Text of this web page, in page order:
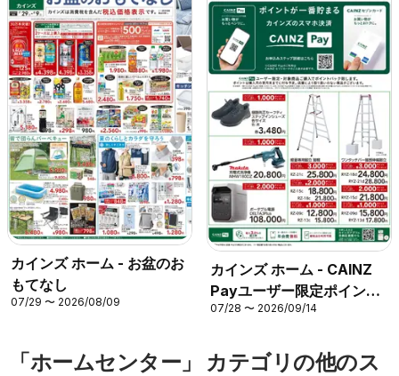
カインズ ホーム - お盆のお
もてなし
07/29 〜 2026/08/09
カインズ ホーム - CAINZ
Payユーザー限定ポイント
バック！ DIY
07/28 〜 2026/09/14
「ホームセンター」 カテゴリの他のス